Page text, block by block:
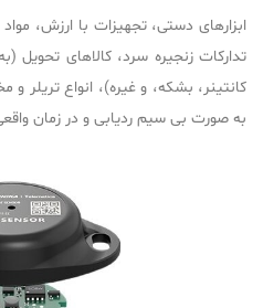
ابزارهای دستی، تجهیزات با ارزش،
تدارکات زنجیره سرد، کالاهای تحویل
کانتینر، بشکه، و غیره)، انواع تریلر و
به صورت بی سیم ردیابی و در زمان